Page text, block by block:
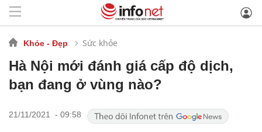
Khỏe - Đẹp Sức khỏe
Hà Nội mới đánh giá cấp độ dịch,
bạn đang ở vùng nào?
21/11/2021 - 09:58